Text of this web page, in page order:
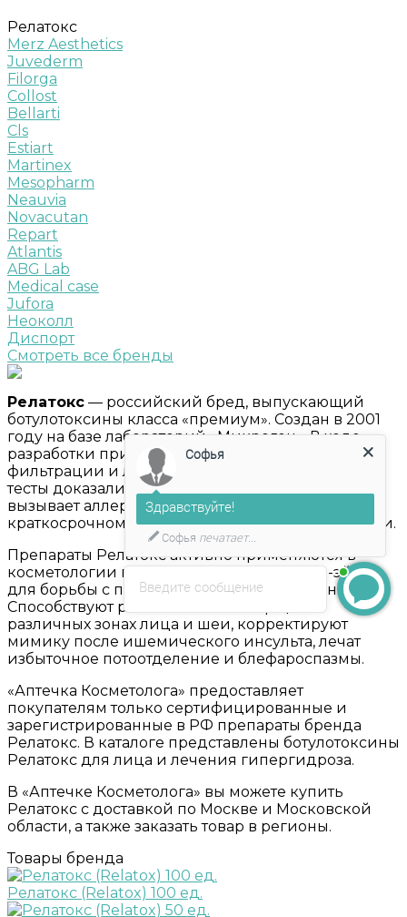
Релатокс
Merz Aesthetics
Juvederm
Filorga
Collost
Bellarti
Cls
Estiart
Martinex
Mesopharm
Neauvia
Novacutan
Repart
Atlantis
ABG Lab
Medical case
Jufora
Неоколл
Диспорт
Смотреть все бренды
Релатокс — российский бред, выпускающий
ботулотоксины класса «премиум». Создан в 2001
году на базе лабораторий «Микроген». В ходе
разработки применялись новейшие технологии
фильтрации и лиофилизации. Клинические
тесты доказали, что продукт не токсичен, не
вызывает аллергии и отторжения как при
краткосрочном, так и долгосрочном применении.
Препараты Релатокс активно применяются в
косметологии в рамках программы «анти-эйдж»
для борьбы с последствиями хроностарения.
Способствуют разглаживанию морщин в
различных зонах лица и шеи, корректируют
мимику после ишемического инсульта, лечат
избыточное потоотделение и блефароспазмы.
«Аптечка Косметолога» предоставляет
покупателям только сертифицированные и
зарегистрированные в РФ препараты бренда
Релатокс. В каталоге представлены ботулотоксины
Релатокс для лица и лечения гипергидроза.
В «Аптечке Косметолога» вы можете купить
Релатокс с доставкой по Москве и Московской
области, а также заказать товар в регионы.
Товары бренда
Релатокс (Relatox) 100 ед.
Введите сообщение
Софья
Здравствуйте!
Софья печатает...